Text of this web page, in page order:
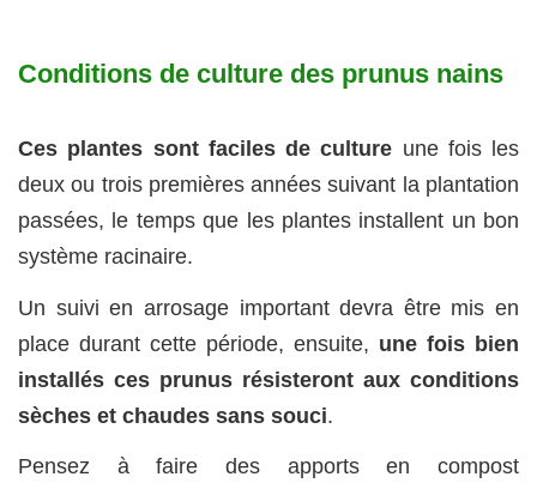
Conditions de culture des prunus nains
Ces plantes sont faciles de culture une fois les
deux ou trois premières années suivant la plantation
passées, le temps que les plantes installent un bon
système racinaire.
Un suivi en arrosage important devra être mis en
place durant cette période, ensuite, une fois bien
installés ces prunus résisteront aux conditions
sèches et chaudes sans souci.
Pensez à faire des apports en compost